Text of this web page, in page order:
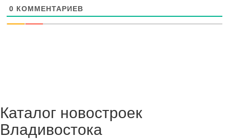
0 КОММЕНТАРИЕВ
Каталог новостроек
Владивостока